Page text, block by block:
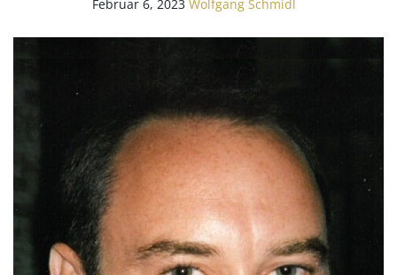
Februar 6, 2023 Wolfgang Schmidl